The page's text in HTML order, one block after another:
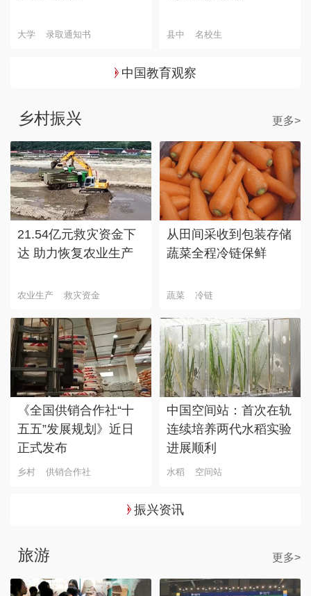
大学 录取通知书 县中 名校生
中国教育观察
乡村振兴 更多>
21.54亿元救灾资金下
达 助力恢复农业生产
农业生产 救灾资金
从田间采收到包装存储
蔬菜全程冷链保鲜
蔬菜 冷链
《全国供销合作社“十
五五”发展规划》近日
正式发布
乡村 供销合作社
中国空间站：首次在轨
连续培养两代水稻实验
进展顺利
水稻 空间站
振兴资讯
旅游 更多>